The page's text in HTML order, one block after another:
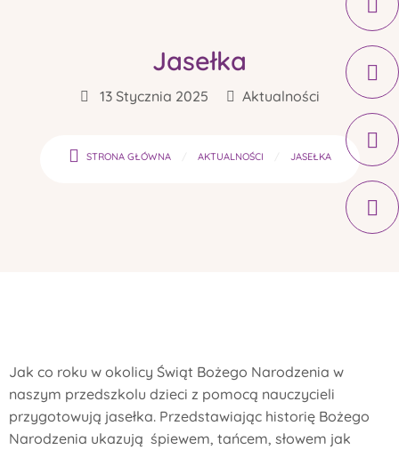
Jasełka
13 Stycznia 2025 Aktualności
STRONA GŁÓWNA AKTUALNOŚCI JASEŁKA
Jak co roku w okolicy Świąt Bożego Narodzenia w
naszym przedszkolu dzieci z pomocą nauczycieli
przygotowują jasełka. Przedstawiając historię Bożego
Narodzenia ukazują śpiewem, tańcem, słowem jak